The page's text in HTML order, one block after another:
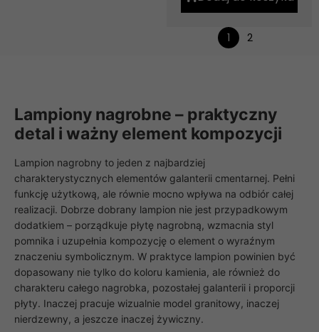
1 2
Lampiony nagrobne – praktyczny
detal i ważny element kompozycji
Lampion nagrobny to jeden z najbardziej
charakterystycznych elementów galanterii cmentarnej. Pełni
funkcję użytkową, ale równie mocno wpływa na odbiór całej
realizacji. Dobrze dobrany lampion nie jest przypadkowym
dodatkiem – porządkuje płytę nagrobną, wzmacnia styl
pomnika i uzupełnia kompozycję o element o wyraźnym
znaczeniu symbolicznym. W praktyce lampion powinien być
dopasowany nie tylko do koloru kamienia, ale również do
charakteru całego nagrobka, pozostałej galanterii i proporcji
płyty. Inaczej pracuje wizualnie model granitowy, inaczej
nierdzewny, a jeszcze inaczej żywiczny.